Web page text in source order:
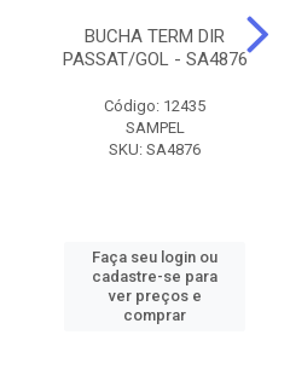
BUCHA TERM DIR
PASSAT/GOL - SA4876
Código: 12435
SAMPEL
SKU: SA4876
Faça seu login ou
cadastre-se para
ver preços e
comprar